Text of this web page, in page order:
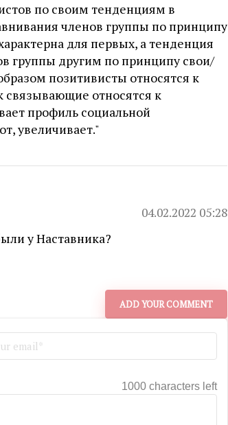
по своим тенденциям в
членов группы по принципу
для первых, а тенденция
группы другим по принципу свои/
позитивисты относятся к
связывающие относятся к
профиль социальной
увеличивает."
04.02.2022 05:28
у Наставника?
ADD YOUR COMMENT
1000 characters left